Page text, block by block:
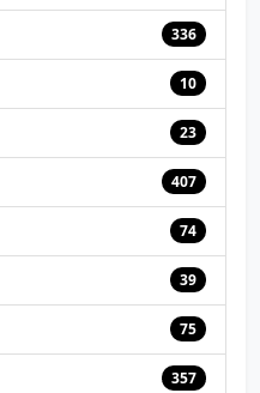
336
10
23
407
74
39
75
357